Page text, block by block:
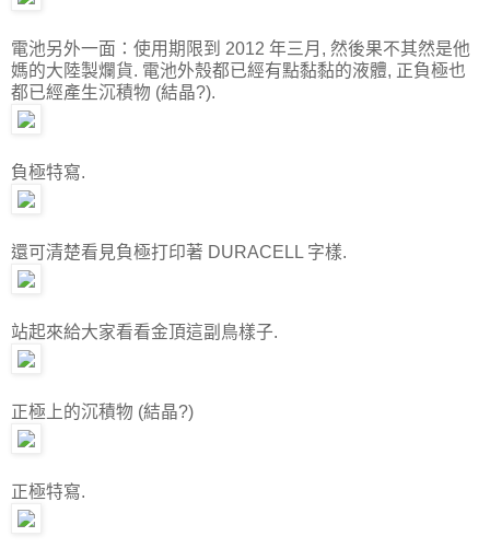
電池另外一面：使用期限到 2012 年三月, 然後果不其然是他
媽的大陸製爛貨. 電池外殼都已經有點黏黏的液體, 正負極也
都已經產生沉積物 (結晶?).
負極特寫.
還可清楚看見負極打印著 DURACELL 字樣.
站起來給大家看看金頂這副鳥樣子.
正極上的沉積物 (結晶?)
正極特寫.